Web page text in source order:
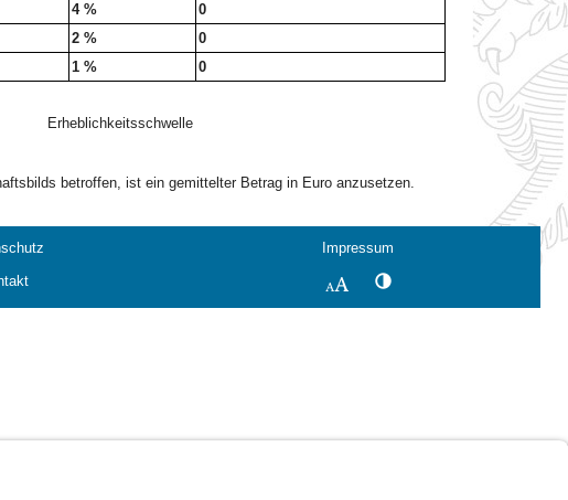
4 %
0
2 %
0
1 % 0
Erheblichkeitsschwelle
betroffen, ist ein gemittelter Betrag in Euro anzusetzen.
Impressum
SchriftgrößeKontrastwechsel